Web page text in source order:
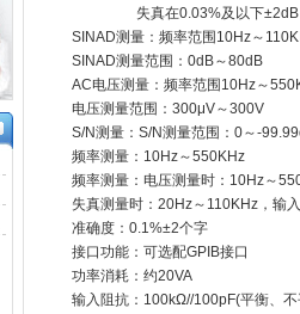
失真在0.03%及以下±2dB
SINAD测量：频率范围10Hz～
SINAD测量范围：0dB～80dB
AC电压测量：频率范围10Hz～
电压测量范围：300μV～300V
S/N测量：S/N测量范围：0～-
频率测量：10Hz～550KHz
频率测量：电压测量时：10Hz～
失真测量时：20Hz～110KHz，输
准确度：0.1%±2个字
接口功能：可选配GPIB接口
功率消耗：约20VA
输入阻抗：100kΩ//100pF(平衡、不